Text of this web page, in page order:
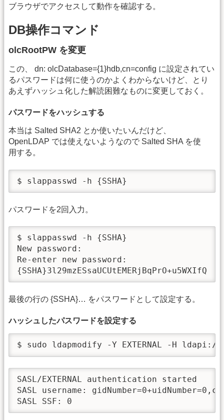
ブラウザでアクセスして動作を確認する。
DB操作コマンド
olcRootPW を変更
この、 dn: olcDatabase={1}hdb,cn=config に設定されてい
るパスワードは何に使うのかよくわからないけど、とり
あえずハッシュ化した解読困難なものに変更しておく。
パスワードをハッシュする
本当は Salted SHA2 とか使いたいんだけど、
OpenLDAP では使えないようなので Salted SHA を使
用する。
$ slappasswd -h {SSHA}
パスワードを2回入力。
$ slappasswd -h {SSHA}
New password:
Re-enter new password:
{SSHA}3l29mzESsaUCUtEMERjBqPrO+u5WXIfQ
最後の行の {SSHA}… をパスワードとして設定する。
ハッシュしたパスワードを設定する
$ sudo ldapmodify -Y EXTERNAL -H
SASL/EXTERNAL authentication started
SASL username:
SASL SSF: 0